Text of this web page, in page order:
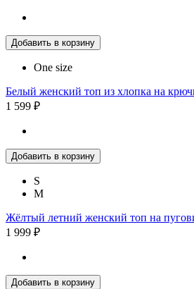
Добавить в корзину
One size
Белый женский топ из хлопка на
1 599 ₽
Добавить в корзину
S
M
Жёлтый летний женский топ на
1 999 ₽
Добавить в корзину